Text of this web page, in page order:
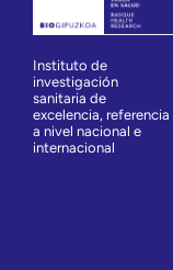
Instituto de
investigación
sanitaria de
excelencia, referencia
a nivel nacional e
internacional